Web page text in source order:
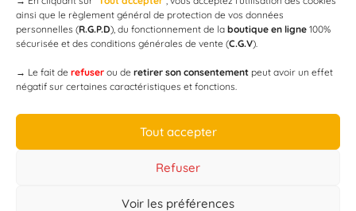
ainsi que le règlement général de protection de vos données
personnelles (R.G.P.D), du fonctionnement de la boutique en ligne 100%
sécurisée et des conditions générales de vente (C.G.V).
→ Le fait de refuser ou de retirer son consentement peut avoir un effet
négatif sur certaines caractéristiques et fonctions.
Tout accepter
Refuser
Voir les préférences
email